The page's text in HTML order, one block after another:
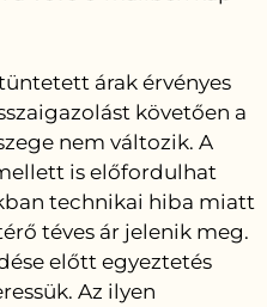
árak érvényes
követően a
nem változik. A
is előfordulhat
technikai hiba miatt
téves ár jelenik meg.
előtt egyeztetés
Az ilyen